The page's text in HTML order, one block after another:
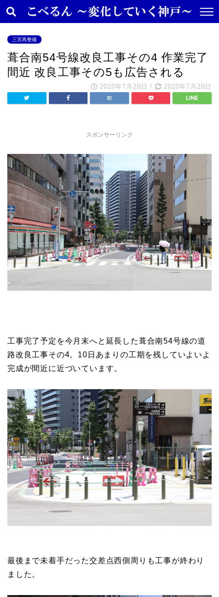
三宮再整備
葺合南54号線改良工事その4 作業完了
間近 改良工事その5も広告される
2020年7月20日 / 2020年7月20日
スポンサーリンク
工事完了予定を今月末へと延長した葺合南54号線の道
路改良工事その4。10日あまりの工期を残していよいよ
完成が間近に近づいています。
最後まで未着手だった交差点西側周りも工事が終わり
ました。